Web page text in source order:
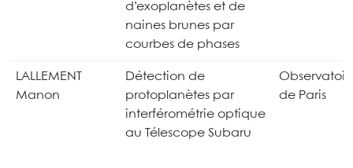
d’exoplanètes et de
naines brunes par
courbes de phases
LALLEMENT
Manon
Détection de
protoplanètes par
interférométrie optique
au Télescope Subaru
de Paris